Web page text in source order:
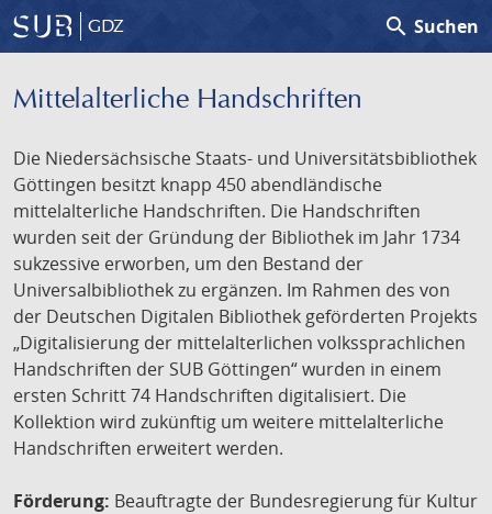
GDZ search Suchen
Mittelalterliche Handschriften
Die Niedersächsische Staats- und Universitätsbibliothek
Göttingen besitzt knapp 450 abendländische
mittelalterliche Handschriften. Die Handschriften
wurden seit der Gründung der Bibliothek im Jahr 1734
sukzessive erworben, um den Bestand der
Universalbibliothek zu ergänzen. Im Rahmen des von
der Deutschen Digitalen Bibliothek geförderten Projekts
„Digitalisierung der mittelalterlichen volkssprachlichen
Handschriften der SUB Göttingen“ wurden in einem
ersten Schritt 74 Handschriften digitalisiert. Die
Kollektion wird zukünftig um weitere mittelalterliche
Handschriften erweitert werden.
Förderung: Beauftragte der Bundesregierung für Kultur